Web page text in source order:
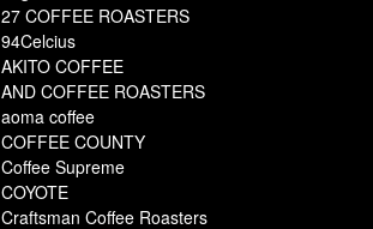
27 COFFEE ROASTERS
94Celcius
AKITO COFFEE
AND COFFEE ROASTERS
aoma coffee
COFFEE COUNTY
Coffee Supreme
COYOTE
Craftsman Coffee Roasters